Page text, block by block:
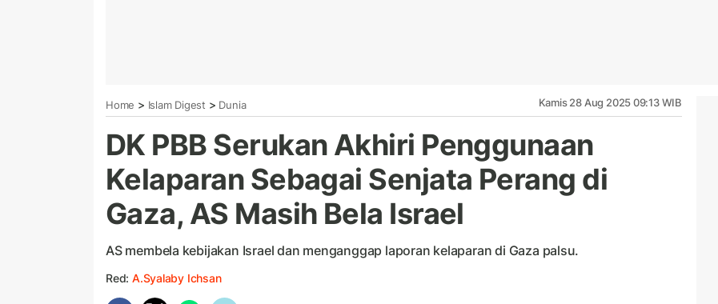
Home > Islam Digest > Dunia Kamis 28 Aug 2025 09:13 WIB
DK PBB Serukan Akhiri Penggunaan
Kelaparan Sebagai Senjata Perang di
Gaza, AS Masih Bela Israel
AS membela kebijakan Israel dan menganggap laporan kelaparan di Gaza palsu.
Red: A.Syalaby Ichsan